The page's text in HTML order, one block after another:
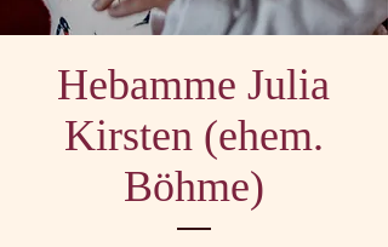
Hebamme Julia
Kirsten (ehem.
Böhme)